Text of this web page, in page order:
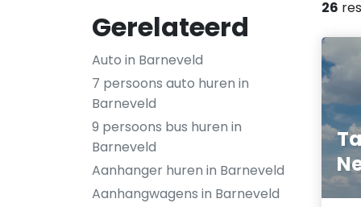
Gerelateerd
Auto in Barneveld
7 persoons auto huren in
Barneveld
9 persoons bus huren in
Barneveld
Aanhanger huren in Barneveld
Aanhangwagens in Barneveld
26